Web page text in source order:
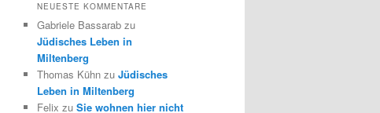
NEUESTE KOMMENTARE
Gabriele Bassarab zu
Jüdisches Leben in
Miltenberg
Thomas Kühn zu Jüdisches
Leben in Miltenberg
Felix zu Sie wohnen hier nicht